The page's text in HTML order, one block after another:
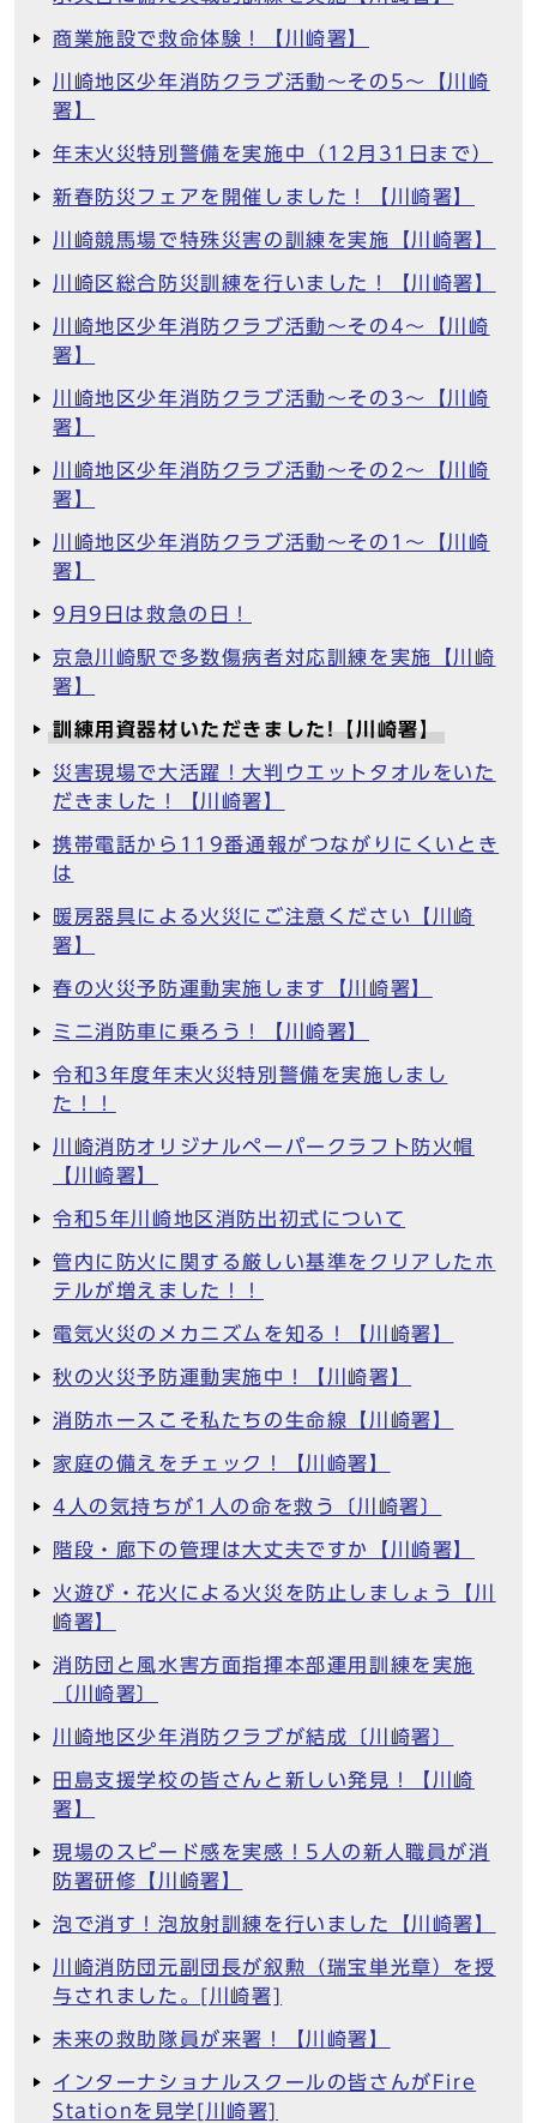
商業施設で救命体験！【川崎署】
川崎地区少年消防クラブ活動～その5～【川崎
署】
年末火災特別警備を実施中（12月31日まで）
新春防災フェアを開催しました！【川崎署】
川崎競馬場で特殊災害の訓練を実施【川崎署】
川崎区総合防災訓練を行いました！【川崎署】
川崎地区少年消防クラブ活動～その4～【川崎
署】
川崎地区少年消防クラブ活動～その3～【川崎
署】
川崎地区少年消防クラブ活動～その2～【川崎
署】
川崎地区少年消防クラブ活動～その1～【川崎
署】
9月9日は救急の日！
京急川崎駅で多数傷病者対応訓練を実施【川崎
署】
訓練用資器材いただきました!【川崎署】
災害現場で大活躍！大判ウエットタオルをいた
だきました！【川崎署】
携帯電話から119番通報がつながりにくいとき
は
暖房器具による火災にご注意ください【川崎
署】
春の火災予防運動実施します【川崎署】
ミニ消防車に乗ろう！【川崎署】
令和3年度年末火災特別警備を実施しまし
た！！
川崎消防オリジナルペーパークラフト防火帽
【川崎署】
令和5年川崎地区消防出初式について
管内に防火に関する厳しい基準をクリアしたホ
テルが増えました！！
電気火災のメカニズムを知る！【川崎署】
秋の火災予防運動実施中！【川崎署】
消防ホースこそ私たちの生命線【川崎署】
家庭の備えをチェック！【川崎署】
4人の気持ちが1人の命を救う〔川崎署〕
階段・廊下の管理は大丈夫ですか【川崎署】
火遊び・花火による火災を防止しましょう【川
崎署】
消防団と風水害方面指揮本部運用訓練を実施
〔川崎署〕
川崎地区少年消防クラブが結成〔川崎署〕
田島支援学校の皆さんと新しい発見！【川崎
署】
現場のスピード感を実感！5人の新人職員が消
防署研修【川崎署】
泡で消す！泡放射訓練を行いました【川崎署】
川崎消防団元副団長が叙勲（瑞宝単光章）を授
与されました。[川崎署]
未来の救助隊員が来署！【川崎署】
インターナショナルスクールの皆さんがFire
Stationを見学[川崎署]